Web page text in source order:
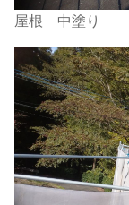
屋根 中塗り